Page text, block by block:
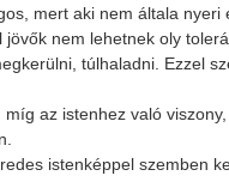
mert aki nem általa
nem lehetnek oly
túlhaladni. Ezzel
az istenhez való
istenképpel szemben